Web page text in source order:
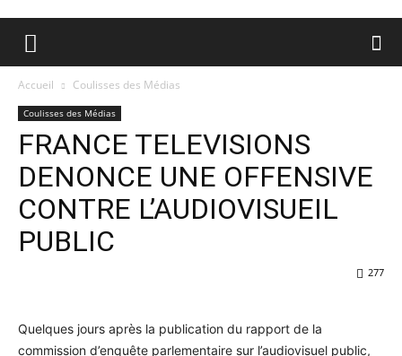
Accueil Coulisses des Médias
Coulisses des Médias
FRANCE TELEVISIONS
DENONCE UNE OFFENSIVE
CONTRE L’AUDIOVISUEIL
PUBLIC
277
Quelques jours après la publication du rapport de la
commission d’enquête parlementaire sur l’audiovisuel public,